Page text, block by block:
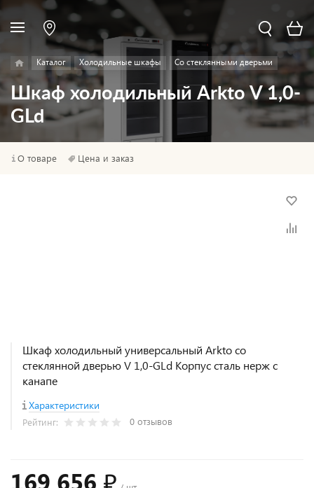
Каталог Холодильные шкафы Со стеклянными дверьми
Шкаф холодильный Arkto V 1,0-
GLd
О товаре Цена и заказ
Шкаф холодильный универсальный Arkto со
стеклянной дверью V 1,0-GLd Корпус сталь нерж с
канапе
Характеристики
Рейтинг: 0 отзывов
169 656 ₽